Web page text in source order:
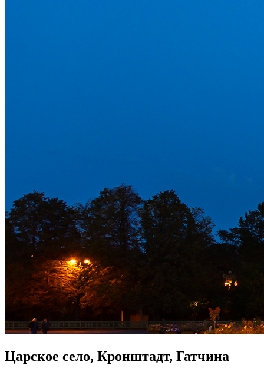
Царское село, Кронштадт, Гатчина